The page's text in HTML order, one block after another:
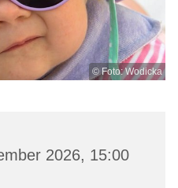
© Foto: Wodicka
2026, 15:00